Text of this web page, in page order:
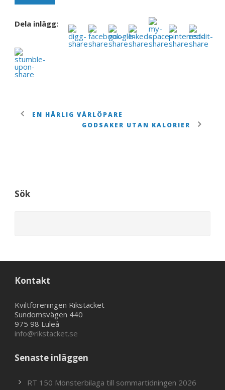
Dela inlägg:
EN HÄRLIG VÅRLÖPARE
GODSAKER UTAN KALORIER
Sök
Kontakt
Kviltföreningen Rikstäcket
Sundomsvägen 440
975 98 Luleå
info@rikstacket.se
Senaste inläggen
RT 150 Mönsterbilaga till sommartidningen 2026